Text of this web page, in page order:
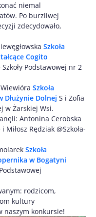
niemal
Po burzliwej
zdecydowało,
Szkoła
Cogito
Podstawowej nr 2
Szkoła
Dłużynie Dolnej S i Zofia
w Żarskiej Wsi.
Antonina Cerobska
Miłosz Rędziak @Szkoła-
Szkoła
w Bogatyni
rodzicom,
kultury
naszym konkursie!